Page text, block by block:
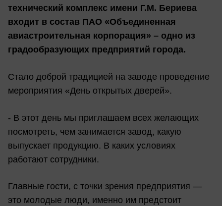
технический комплекс имени Г.М. Бериева
входит в состав ПАО «Объединенная
авиастроительная корпорация» – одно из
градообразующих предприятий города.
Стало доброй традицией на заводе проведение
мероприятия «День открытых дверей».
- В этот день мы приглашаем всех желающих
посмотреть, чем занимается завод, какую
выпускает продукцию. В каких условиях
работают сотрудники.
Главные гости, с точки зрения предприятия —
это молодые люди, именно им предстоит